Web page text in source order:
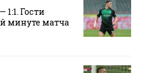
1:1. Гости
минуте матча